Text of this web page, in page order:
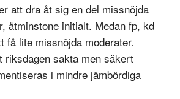
att dra åt sig en del missnöjda
åtminstone initialt. Medan fp, kd
få lite missnöjda moderater.
riksdagen sakta men säkert
i mindre jämbördiga